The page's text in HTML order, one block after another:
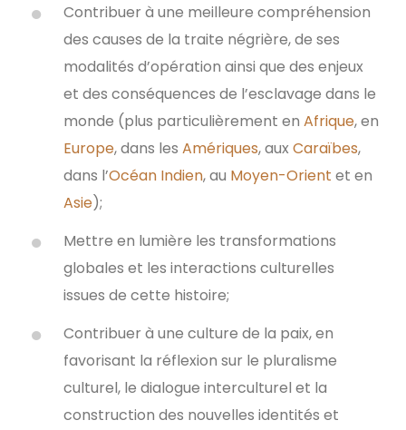
Contribuer à une meilleure compréhension
des causes de la traite négrière, de ses
modalités d’opération ainsi que des enjeux
et des conséquences de l’esclavage dans le
monde (plus particulièrement en Afrique, en
Europe, dans les Amériques, aux Caraïbes,
dans l’Océan Indien, au Moyen-Orient et en
Asie);
Mettre en lumière les transformations
globales et les interactions culturelles
issues de cette histoire;
Contribuer à une culture de la paix, en
favorisant la réflexion sur le pluralisme
culturel, le dialogue interculturel et la
construction des nouvelles identités et